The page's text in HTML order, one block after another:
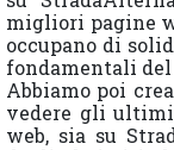
migliori pagine
occupano di
fondamentali
Abbiamo poi
vedere gli ultimi
web, sia su